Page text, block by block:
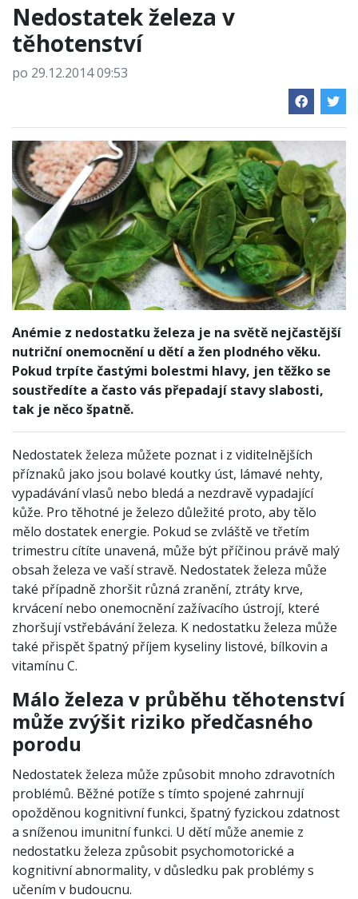
Nedostatek železa v
těhotenství
po 29.12.2014 09:53
Anémie z nedostatku železa je na světě nejčastější
nutriční onemocnění u dětí a žen plodného věku.
Pokud trpíte častými bolestmi hlavy, jen těžko se
soustředíte a často vás přepadají stavy slabosti,
tak je něco špatně.
Nedostatek železa můžete poznat i z viditelnějších
příznaků jako jsou bolavé koutky úst, lámavé nehty,
vypadávání vlasů nebo bledá a nezdravě vypadající
kůže. Pro těhotné je železo důležité proto, aby tělo
mělo dostatek energie. Pokud se zvláště ve třetím
trimestru cítíte unavená, může být příčinou právě malý
obsah železa ve vaší stravě. Nedostatek železa může
také případně zhoršit různá zranění, ztráty krve,
krvácení nebo onemocnění zažívacího ústrojí, které
zhoršují vstřebávání železa. K nedostatku železa může
také přispět špatný příjem kyseliny listové, bílkovin a
vitamínu C.
Málo železa v průběhu těhotenství
může zvýšit riziko předčasného
porodu
Nedostatek železa může způsobit mnoho zdravotních
problémů. Běžné potíže s tímto spojené zahrnují
opožděnou kognitivní funkci, špatný fyzickou zdatnost
a sníženou imunitní funkci. U dětí může anemie z
nedostatku železa způsobit psychomotorické a
kognitivní abnormality, v důsledku pak problémy s
učením v budoucnu.